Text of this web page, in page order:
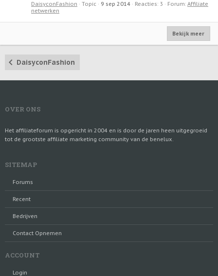
DaisyconFashion
Topic 9 sep 2014 Reacties: 3 Forum: Affiliate
netwerken
Bekijk meer
DaisyconFashion
OVER ONS
Het affiliateforum is opgericht in 2004 en is door de jaren heen uitgegroeid
tot de grootste affiliate marketing community van de benelux.
SITEMAP
Forums
Recent
Bedrijven
Contact Opnemen
ACCOUNT
Login